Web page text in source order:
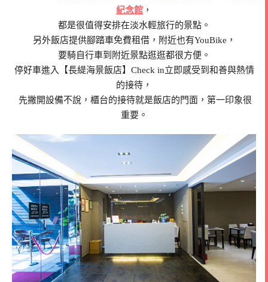
紀念館 ，
都是很值得安排在淡水輕旅行的景點。
另外飯店提供腳踏車免費租借，附近也有YouBike，
要騎自行車到附近景點逛逛都很方便。
停好車進入【長緹海景飯店】Check in立即感受到和善與熱情
的接待，
先撇開設備不說，櫃台的接待就是飯店的門面，第一印象很
重要。